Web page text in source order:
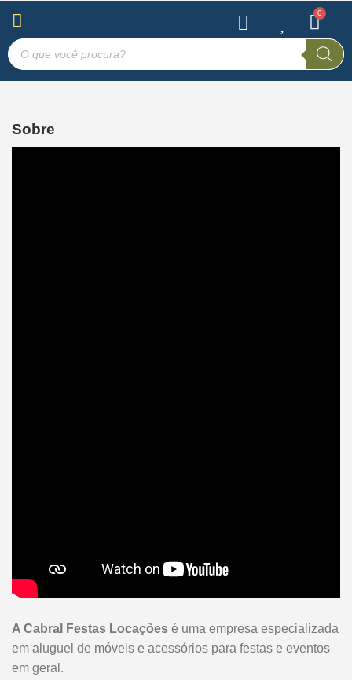
Sobre
A Cabral Festas Locações é uma empresa especializada
em aluguel de móveis e acessórios para festas e eventos
em geral.